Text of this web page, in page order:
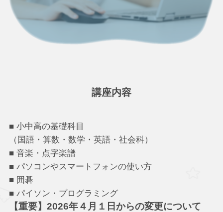
講座内容
■ 小中高の基礎科目
（国語・算数・数学・英語・社会科）
■ 音楽・点字楽譜
■ パソコンやスマートフォンの使い方
■ 囲碁
■ パイソン・プログラミング
【重要】2026年４月１日からの変更について